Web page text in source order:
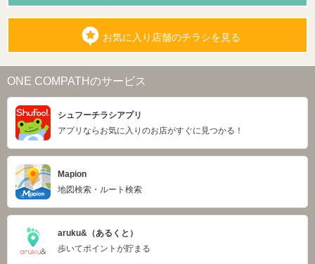
お気に入り店舗のチラシを見る
ONE COMPATHのサービス
シュフーチラシアプリ
アプリならお気に入りのお店がすぐに見つかる！
Mapion
地図検索・ルート検索
aruku&（あるくと）
歩いてポイントが貯まる